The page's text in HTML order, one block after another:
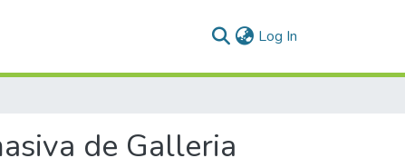
Log In
de Galleria